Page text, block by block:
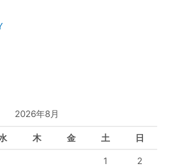
2026年8月
木 金 土 日
1
2